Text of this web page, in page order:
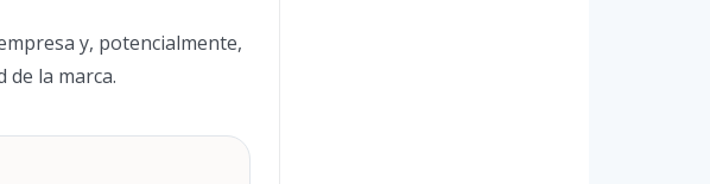
y, potencialmente,
la marca.